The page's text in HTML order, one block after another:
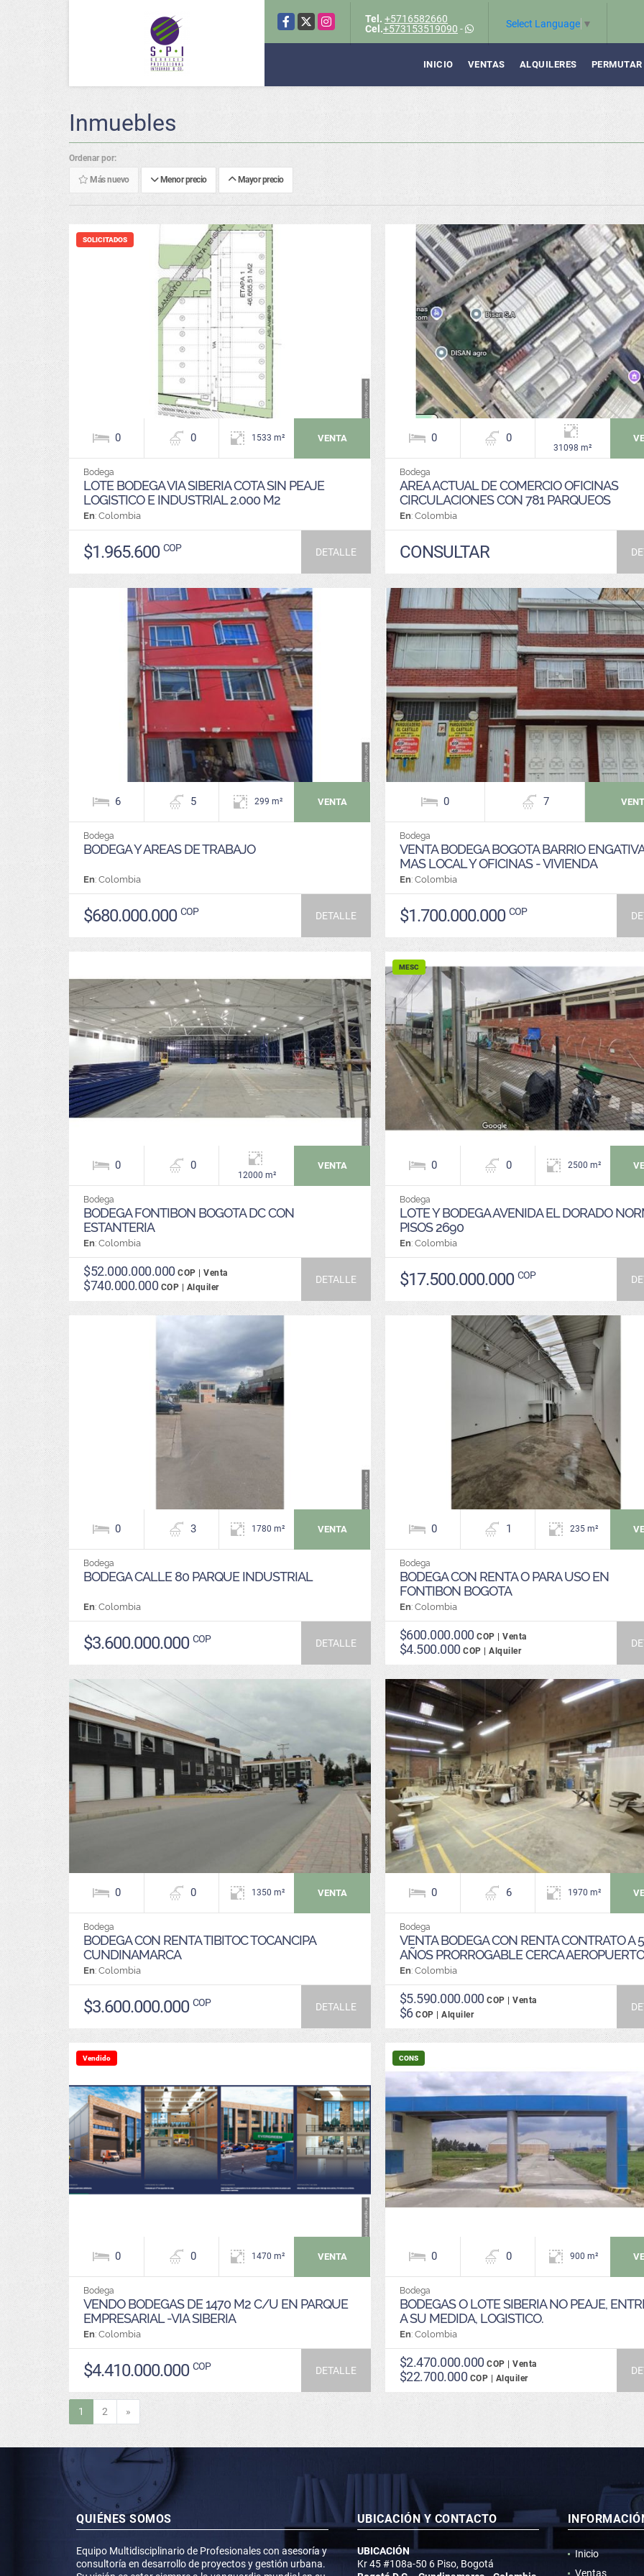
Facebook
X Instagram Tel. +5716582660
Cel.+573153519090 - Select Language ▼
INICIO VENTAS ALQUILERES PERMUTAR
Inmuebles
Ordenar por:
Más nuevo Menor precio Mayor precio
SOLICITADOS
0 0 1533 m² VENTA
Bodega
LOTE BODEGA VIA SIBERIA COTA SIN PEAJE
LOGISTICO E INDUSTRIAL 2.000 M2
En: Colombia
$1.965.600 COP DETALLE
0 0
31098 m²
Bodega
AREA ACTUAL DE COMERCIO OFICINAS
CIRCULACIONES CON 781 PARQUEOS
En: Colombia
CONSULTAR
6 5 299 m² VENTA
Bodega
BODEGA Y AREAS DE TRABAJO
En: Colombia
$680.000.000 COP DETALLE
0 7
Bodega
VENTA BODEGA BOGOTA BARRIO ENGATIVA
MAS LOCAL Y OFICINAS - VIVIENDA
En: Colombia
$1.700.000.000 COP
0 0
12000 m²
VENTA
Bodega
BODEGA FONTIBON BOGOTA DC CON
ESTANTERIA
En: Colombia
$52.000.000.000 COP | Venta
$740.000.000 COP | Alquiler
DETALLE
MESC
0 0 2500 m²
Bodega
LOTE Y BODEGA AVENIDA EL DORADO
PISOS 2690
En: Colombia
$17.500.000.000 COP
0 3 1780 m² VENTA
Bodega
BODEGA CALLE 80 PARQUE INDUSTRIAL
En: Colombia
$3.600.000.000 COP DETALLE
0 1 235 m²
Bodega
BODEGA CON RENTA O PARA USO EN
FONTIBON BOGOTA
En: Colombia
$600.000.000 COP | Venta
$4.500.000 COP | Alquiler
0 0 1350 m² VENTA
Bodega
BODEGA CON RENTA TIBITOC TOCANCIPA
CUNDINAMARCA
En: Colombia
$3.600.000.000 COP DETALLE
0 6 1970 m²
Bodega
VENTA BODEGA CON RENTA CONTRATO A 5
AÑOS PRORROGABLE CERCA AEROPUERTO
En: Colombia
$5.590.000.000 COP | Venta
$6 COP | Alquiler
Vendido
0 0 1470 m² VENTA
Bodega
VENDO BODEGAS DE 1470 M2 C/U EN PARQUE
EMPRESARIAL -VIA SIBERIA
En: Colombia
$4.410.000.000 COP DETALLE
CONS
0 0 900 m²
Bodega
BODEGAS O LOTE SIBERIA NO PEAJE,
A SU MEDIDA, LOGISTICO.
En: Colombia
$2.470.000.000 COP | Venta
$22.700.000 COP | Alquiler
1 2 »
QUIÉNES SOMOS
Equipo Multidisciplinario de Profesionales con asesoría y
consultoría en desarrollo de proyectos y gestión urbana.
UBICACIÓN Y CONTACTO
UBICACIÓN
Kr 45 #108a-50 6 Piso, Bogotá
Inicio
Ventas